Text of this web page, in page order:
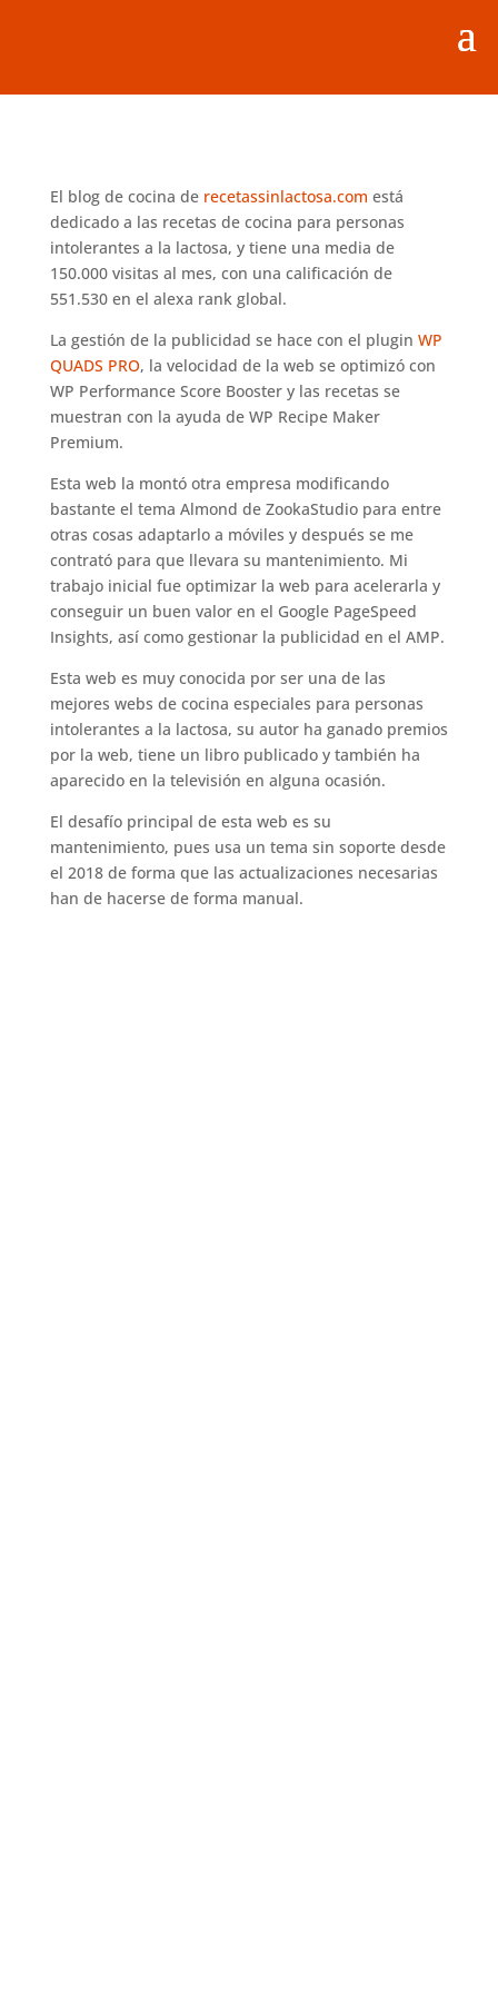
El blog de cocina de recetassinlactosa.com está
dedicado a las recetas de cocina para personas
intolerantes a la lactosa, y tiene una media de
150.000 visitas al mes, con una calificación de
551.530 en el alexa rank global.
La gestión de la publicidad se hace con el plugin WP
QUADS PRO, la velocidad de la web se optimizó con
WP Performance Score Booster y las recetas se
muestran con la ayuda de WP Recipe Maker
Premium.
Esta web la montó otra empresa modificando
bastante el tema Almond de ZookaStudio para entre
otras cosas adaptarlo a móviles y después se me
contrató para que llevara su mantenimiento. Mi
trabajo inicial fue optimizar la web para acelerarla y
conseguir un buen valor en el Google PageSpeed
Insights, así como gestionar la publicidad en el AMP.
Esta web es muy conocida por ser una de las
mejores webs de cocina especiales para personas
intolerantes a la lactosa, su autor ha ganado premios
por la web, tiene un libro publicado y también ha
aparecido en la televisión en alguna ocasión.
El desafío principal de esta web es su
mantenimiento, pues usa un tema sin soporte desde
el 2018 de forma que las actualizaciones necesarias
han de hacerse de forma manual.